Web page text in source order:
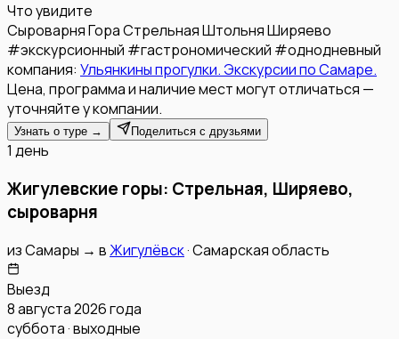
Что увидите
СыроварняГора СтрельнаяШтольняШиряево
#экскурсионный #гастрономический #однодневный
компания: Ульянкины прогулки. Экскурсии по Самаре.
Цена, программа и наличие мест могут отличаться —
уточняйте у компании.
Узнать о туре → Поделиться с друзьями
1 день
Жигулевские горы: Стрельная, Ширяево,
сыроварня
изСамары → вЖигулёвск·Самарская область
Выезд
8 августа 2026 года
суббота · выходные